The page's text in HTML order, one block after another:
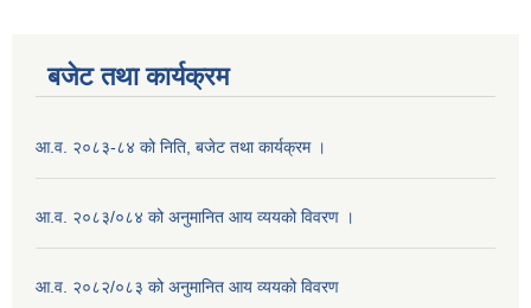
बजेट तथा कार्यक्रम
आ.व. २०८३-८४ को निति, बजेट तथा कार्यक्रम ।
आ.व. २०८३/०८४ को अनुमानित आय व्ययको विवरण ।
आ.व. २०८२/०८३ को अनुमानित आय व्ययको विवरण